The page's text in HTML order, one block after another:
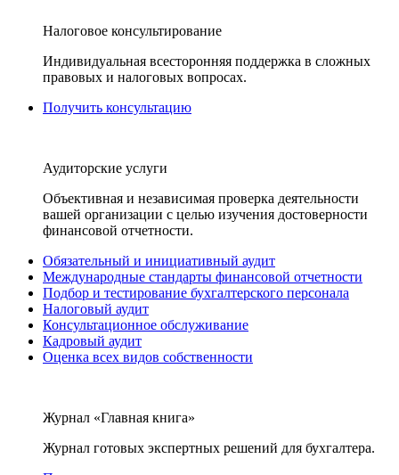
Налоговое консультирование
Индивидуальная всесторонняя поддержка в сложных
правовых и налоговых вопросах.
Получить консультацию
Аудиторские услуги
Объективная и независимая проверка деятельности
вашей организации с целью изучения достоверности
финансовой отчетности.
Обязательный и инициативный аудит
Международные стандарты финансовой отчетности
Подбор и тестирование бухгалтерского персонала
Налоговый аудит
Консультационное обслуживание
Кадровый аудит
Оценка всех видов собственности
Журнал «Главная книга»
Журнал готовых экспертных решений для бухгалтера.